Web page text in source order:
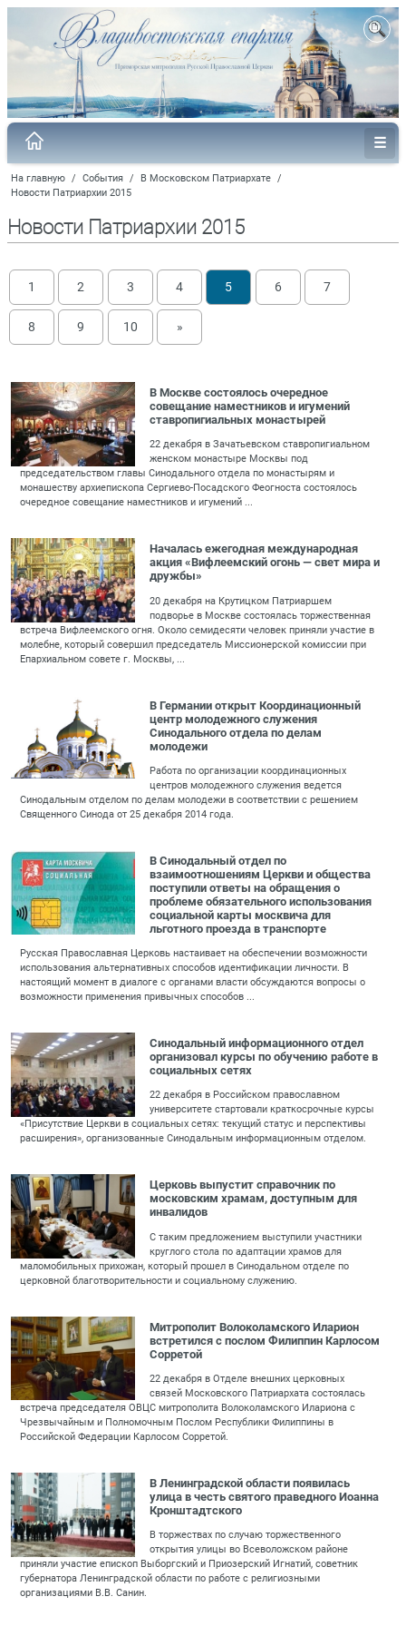
На главную / События / В Московском Патриархате /
Новости Патриархии 2015
Новости Патриархии 2015
1 2 3 4 5 6 7
8 9 10 »
В Москве состоялось очередное
совещание наместников и игумений
ставропигиальных монастырей
22 декабря в Зачатьевском ставропигиальном
женском монастыре Москвы под
председательством главы Синодального отдела по монастырям и
монашеству архиепископа Сергиево-Посадского Феогноста состоялось
очередное совещание наместников и игумений ...
Началась ежегодная международная
акция «Вифлеемский огонь — свет мира и
дружбы»
20 декабря на Крутицком Патриаршем
подворье в Москве состоялась торжественная
встреча Вифлеемского огня. Около семидесяти человек приняли участие в
молебне, который совершил председатель Миссионерской комиссии при
Епархиальном совете г. Москвы, ...
В Германии открыт Координационный
центр молодежного служения
Синодального отдела по делам
молодежи
Работа по организации координационных
центров молодежного служения ведется
Синодальным отделом по делам молодежи в соответствии с решением
Священного Синода от 25 декабря 2014 года.
В Синодальный отдел по
взаимоотношениям Церкви и общества
поступили ответы на обращения о
проблеме обязательного использования
социальной карты москвича для
льготного проезда в транспорте
Русская Православная Церковь настаивает на обеспечении возможности
использования альтернативных способов идентификации личности. В
настоящий момент в диалоге с органами власти обсуждаются вопросы о
возможности применения привычных способов ...
Синодальный информационного отдел
организовал курсы по обучению работе в
социальных сетях
22 декабря в Российском православном
университете стартовали краткосрочные курсы
«Присутствие Церкви в социальных сетях: текущий статус и перспективы
расширения», организованные Синодальным информационным отделом.
Церковь выпустит справочник по
московским храмам, доступным для
инвалидов
С таким предложением выступили участники
круглого стола по адаптации храмов для
маломобильных прихожан, который прошел в Синодальном отделе по
церковной благотворительности и социальному служению.
Митрополит Волоколамского Иларион
встретился с послом Филиппин Карлосом
Сорретой
22 декабря в Отделе внешних церковных
связей Московского Патриархата состоялась
встреча председателя ОВЦС митрополита Волоколамского Илариона с
Чрезвычайным и Полномочным Послом Республики Филиппины в
Российской Федерации Карлосом Сорретой.
В Ленинградской области появилась
улица в честь святого праведного Иоанна
Кронштадтского
В торжествах по случаю торжественного
открытия улицы во Всеволожском районе
приняли участие епископ Выборгский и Приозерский Игнатий, советник
губернатора Ленинградской области по работе с религиозными
организациями В.В. Санин.